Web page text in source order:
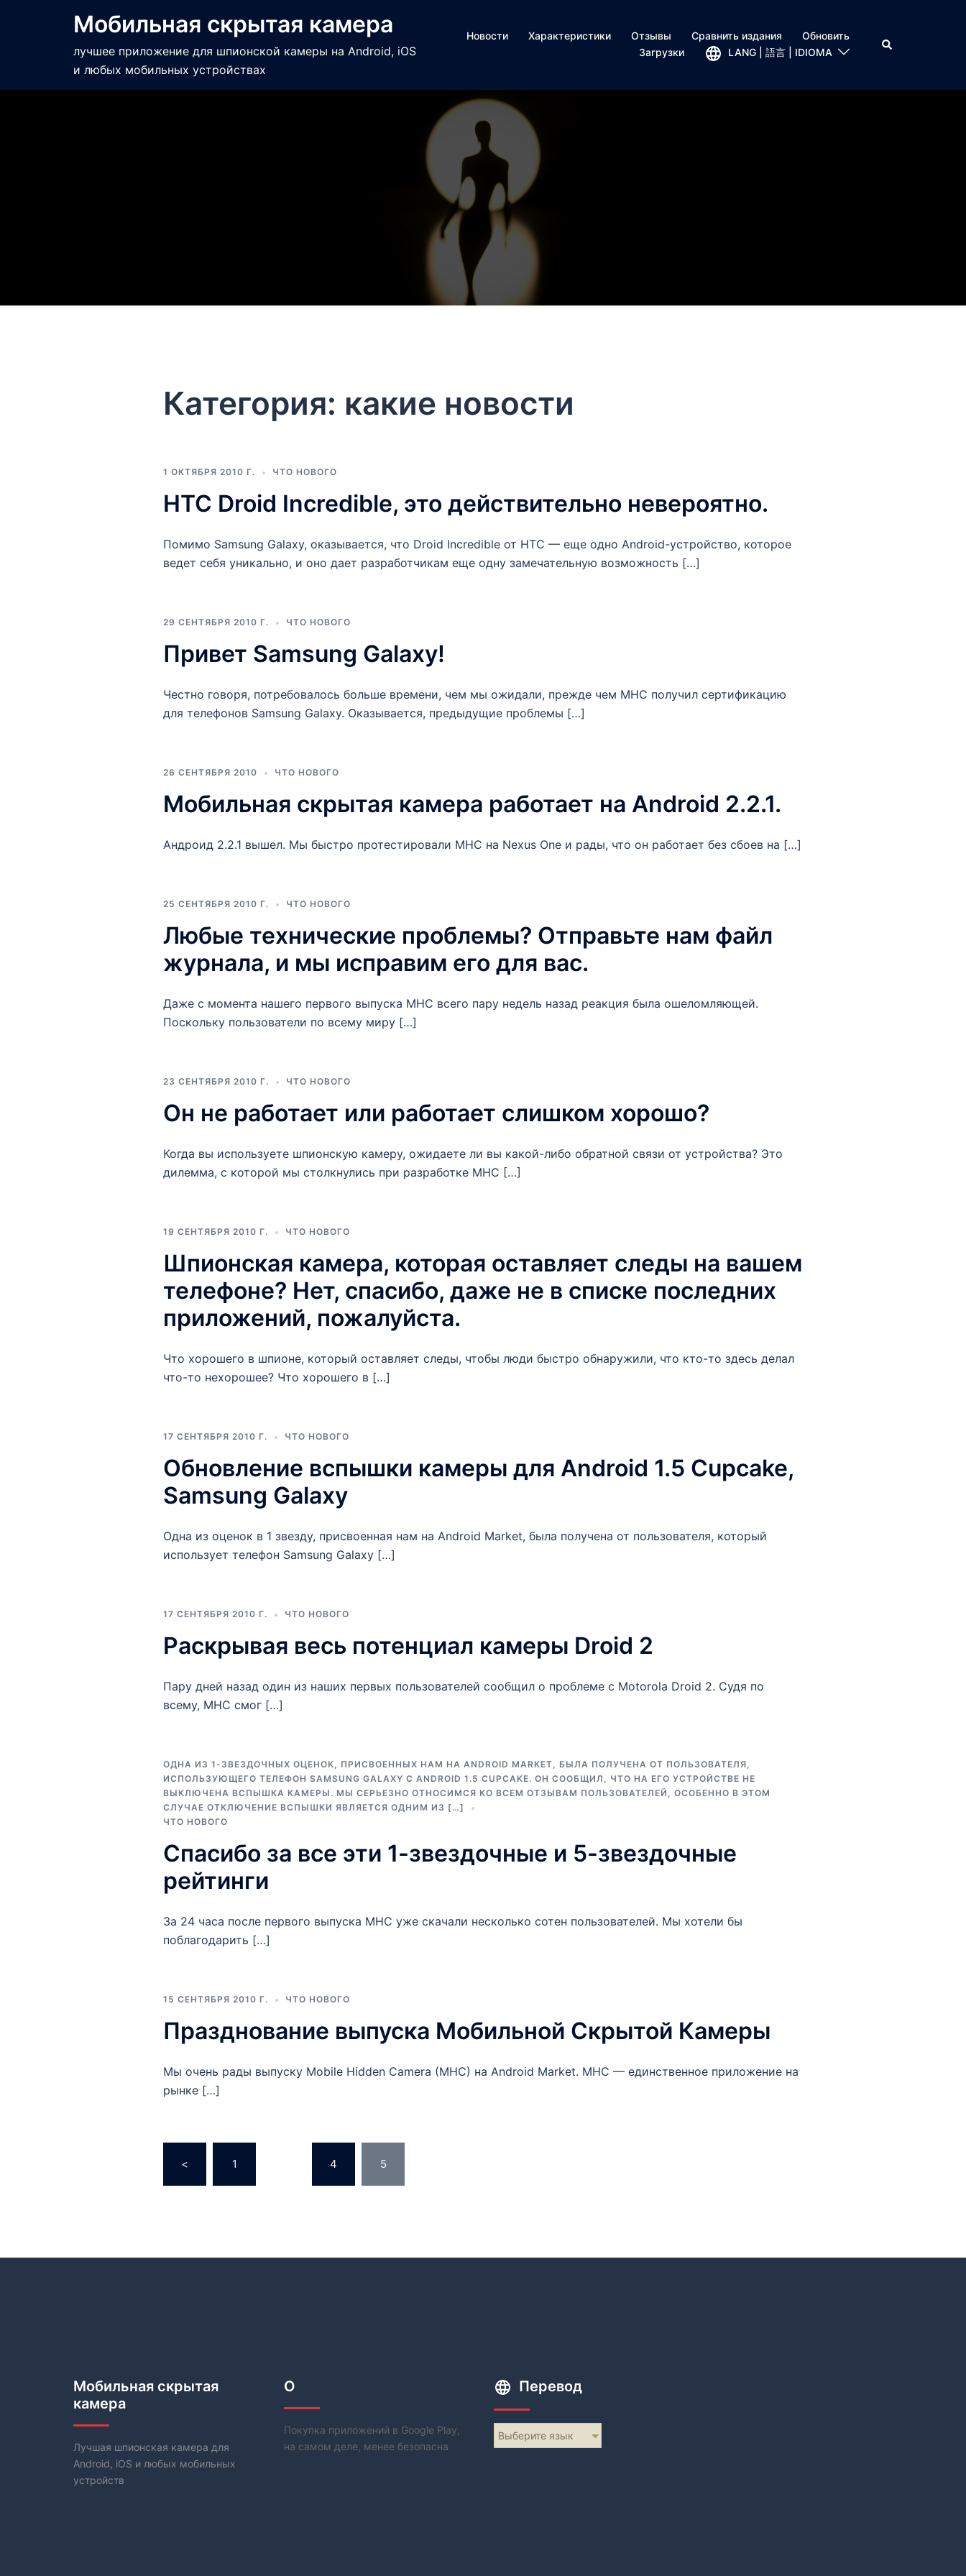
Мобильная скрытая камера
лучшее приложение для шпионской камеры на Android, iOS
и любых мобильных устройствах
Новости Характеристики Отзывы Сравнить издания
Обновить
Загрузки
LANG | 語言 | IDIOMA
Категория: какие новости
1 ОКТЯБРЯ 2010 Г. ЧТО НОВОГО
HTC Droid Incredible, это действительно невероятно.
Помимо Samsung Galaxy, оказывается, что Droid Incredible от HTC — еще одно Android-устройство, которое
ведет себя уникально, и оно дает разработчикам еще одну замечательную возможность […]
29 СЕНТЯБРЯ 2010 Г. ЧТО НОВОГО
Привет Samsung Galaxy!
Честно говоря, потребовалось больше времени, чем мы ожидали, прежде чем MHC получил сертификацию
для телефонов Samsung Galaxy. Оказывается, предыдущие проблемы […]
26 СЕНТЯБРЯ 2010 ЧТО НОВОГО
Мобильная скрытая камера работает на Android 2.2.1.
Андроид 2.2.1 вышел. Мы быстро протестировали MHC на Nexus One и рады, что он работает без сбоев на […]
25 СЕНТЯБРЯ 2010 Г. ЧТО НОВОГО
Любые технические проблемы? Отправьте нам файл
журнала, и мы исправим его для вас.
Даже с момента нашего первого выпуска MHC всего пару недель назад реакция была ошеломляющей.
Поскольку пользователи по всему миру […]
23 СЕНТЯБРЯ 2010 Г. ЧТО НОВОГО
Он не работает или работает слишком хорошо?
Когда вы используете шпионскую камеру, ожидаете ли вы какой-либо обратной связи от устройства? Это
дилемма, с которой мы столкнулись при разработке MHC […]
19 СЕНТЯБРЯ 2010 Г. ЧТО НОВОГО
Шпионская камера, которая оставляет следы на вашем
телефоне? Нет, спасибо, даже не в списке последних
приложений, пожалуйста.
Что хорошего в шпионе, который оставляет следы, чтобы люди быстро обнаружили, что кто-то здесь делал
что-то нехорошее? Что хорошего в […]
17 СЕНТЯБРЯ 2010 Г. ЧТО НОВОГО
Обновление вспышки камеры для Android 1.5 Cupcake,
Samsung Galaxy
Одна из оценок в 1 звезду, присвоенная нам на Android Market, была получена от пользователя, который
использует телефон Samsung Galaxy […]
17 СЕНТЯБРЯ 2010 Г. ЧТО НОВОГО
Раскрывая весь потенциал камеры Droid 2
Пару дней назад один из наших первых пользователей сообщил о проблеме с Motorola Droid 2. Судя по
всему, MHC смог […]
ОДНА ИЗ 1-ЗВЕЗДОЧНЫХ ОЦЕНОК, ПРИСВОЕННЫХ НАМ НА ANDROID MARKET, БЫЛА ПОЛУЧЕНА ОТ ПОЛЬЗОВАТЕЛЯ,
ИСПОЛЬЗУЮЩЕГО ТЕЛЕФОН SAMSUNG GALAXY С ANDROID 1.5 CUPCAKE. ОН СООБЩИЛ, ЧТО НА ЕГО УСТРОЙСТВЕ НЕ
ВЫКЛЮЧЕНА ВСПЫШКА КАМЕРЫ. МЫ СЕРЬЕЗНО ОТНОСИМСЯ КО ВСЕМ ОТЗЫВАМ ПОЛЬЗОВАТЕЛЕЙ, ОСОБЕННО В ЭТОМ
СЛУЧАЕ ОТКЛЮЧЕНИЕ ВСПЫШКИ ЯВЛЯЕТСЯ ОДНИМ ИЗ […]
ЧТО НОВОГО
Спасибо за все эти 1-звездочные и 5-звездочные
рейтинги
За 24 часа после первого выпуска MHC уже скачали несколько сотен пользователей. Мы хотели бы
поблагодарить […]
15 СЕНТЯБРЯ 2010 Г. ЧТО НОВОГО
Празднование выпуска Мобильной Скрытой Камеры
Мы очень рады выпуску Mobile Hidden Camera (MHC) на Android Market. MHC — единственное приложение на
рынке […]
< 1 4 5
Мобильная скрытая
камера
Лучшая шпионская камера для
Android, iOS и любых мобильных
устройств
О
Покупка приложений в Google Play,
на самом деле, менее безопасна
Перевод
Выберите язык